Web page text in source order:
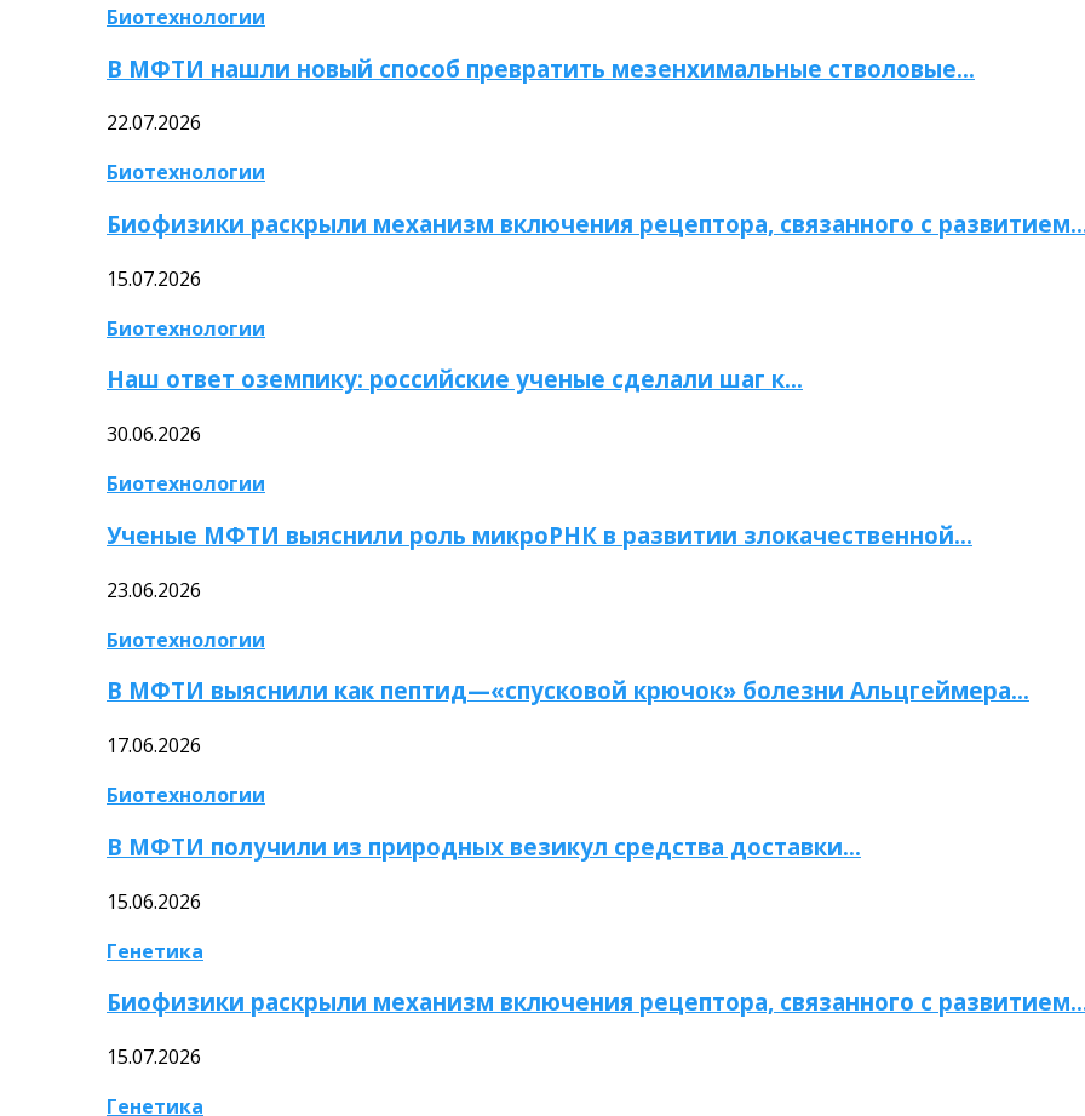
Биотехнологии
В МФТИ нашли новый способ превратить мезенхимальные стволовые…
22.07.2026
Биотехнологии
Биофизики раскрыли механизм включения рецептора, связанного с
15.07.2026
Биотехнологии
Наш ответ оземпику: российские ученые сделали шаг к…
30.06.2026
Биотехнологии
Ученые МФТИ выяснили роль микроРНК в развитии злокачественной…
23.06.2026
Биотехнологии
В МФТИ выяснили как пептид—«спусковой крючок» болезни Альцгеймера…
17.06.2026
Биотехнологии
В МФТИ получили из природных везикул средства доставки…
15.06.2026
Генетика
Биофизики раскрыли механизм включения рецептора, связанного с
15.07.2026
Генетика